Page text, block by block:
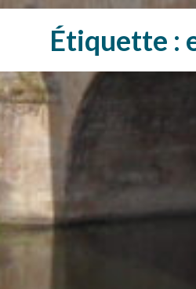
Étiquette :